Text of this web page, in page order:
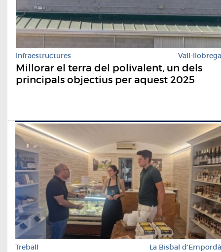
Infraestructures Vall-llobrega
Millorar el terra del polivalent, un dels
principals objectius per aquest 2025
Treball La Bisbal d'Empordà